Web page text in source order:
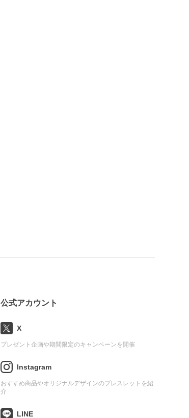
公式アカウント
X
プレゼント企画や期間限定のキャンペーンを開催
Instagram
おすすめ商品やオリジナルデザインのブレスレットを紹
介
LINE